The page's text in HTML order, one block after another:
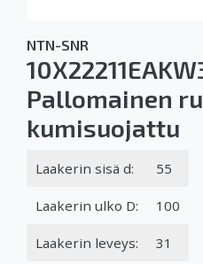
NTN-SNR
Pallomainen
kumisuojattu
Laakerin sisä d: 55
Laakerin ulko D: 100
Laakerin leveys: 31